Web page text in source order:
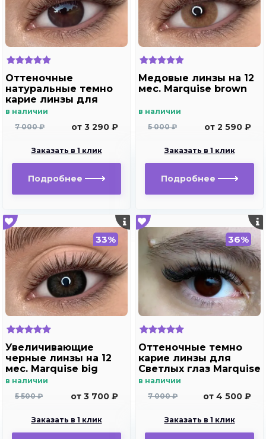
Оттеночные
натуральные темно
карие линзы для
Светлых глаз Marquise
(темно карие ) /
для дальнозоркости
и близорукости
в наличии
7 000 ₽
от 3 290 ₽
Заказать в 1 клик
Подробнее
Медовые линзы на 12
мес. Marquise brown
в наличии
5 000 ₽
от 2 590 ₽
Заказать в 1 клик
Подробнее
33%
Увеличивающие
черные линзы на 12
мес. Marquise big
black - gray
в наличии
5 500 ₽
от 3 700 ₽
Заказать в 1 клик
36%
Оттеночные темно
карие линзы для
Светлых глаз Marquise
Solo Dark brown с
карие ) /Плюсовые
дальнозоркости и
близорукости
в наличии
7 000 ₽
от 4 500 ₽
Заказать в 1 клик